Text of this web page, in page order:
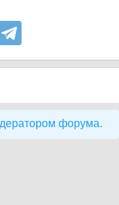
форума.